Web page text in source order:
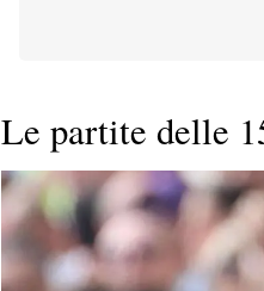
Le partite delle